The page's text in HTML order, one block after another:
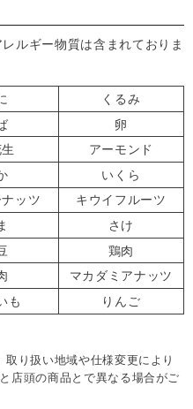
ルギー物質は含まれておりま
くるみ
卵
アーモンド
いくら
ッツ
キウイフルーツ
さけ
鶏肉
マカダミアナッツ
も
りんご
り扱い地域や仕様変更により
店頭の商品とで異なる場合がご